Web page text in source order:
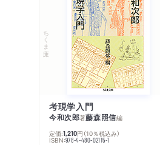
ちくま文庫
考現学入門
今和次郎著藤森照信編
定価:1,210円 （10％税込み）
ISBN:978-4-480-02115-1